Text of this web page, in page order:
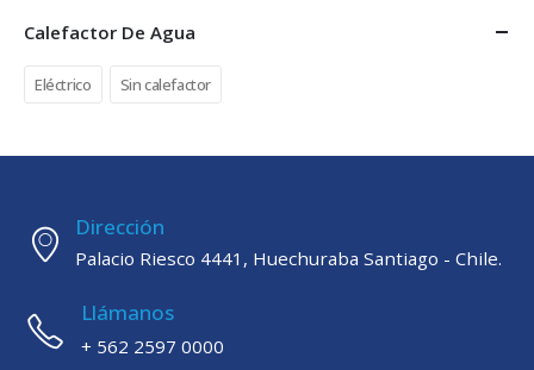
Calefactor De Agua
Eléctrico Sin calefactor
Dirección
Palacio Riesco 4441, Huechuraba Santiago - Chile.
Llámanos
+ 562 2597 0000